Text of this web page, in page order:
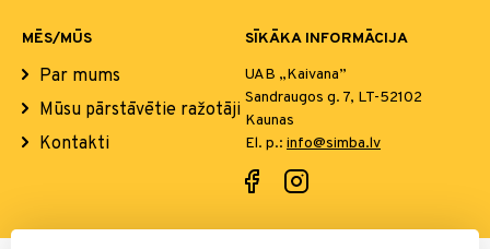
MĒS/MŪS
Par mums
Mūsu pārstāvētie ražotāji
Kontakti
SĪKĀKA INFORMĀCIJA
UAB „Kaivana”
Sandraugos g. 7, LT-52102
Kaunas
El. p.: info@simba.lv